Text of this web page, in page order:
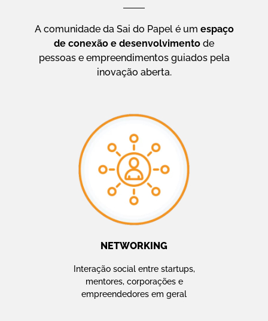
A comunidade da Sai do Papel é um espaço
de conexão e desenvolvimento de
pessoas e empreendimentos guiados pela
inovação aberta.
NETWORKING
Interação social entre startups,
mentores, corporações e
empreendedores em geral